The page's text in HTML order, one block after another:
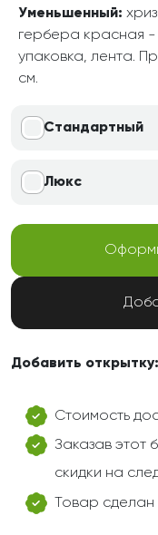
Уменьшенный:
гербера красная -
упаковка, лента.
см.
Стандартный
Люкс
Добавить открытку:
Стоимость
Заказав этот
скидки на
Товар сделан